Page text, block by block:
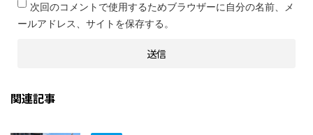
次回のコメントで使用するためブラウザーに自分の名前、メ
ールアドレス、サイトを保存する。
関連記事